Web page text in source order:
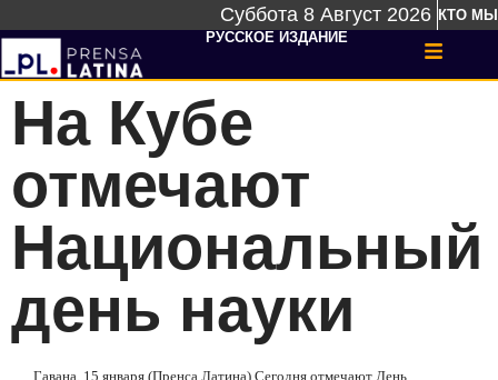
Суббота 8 Август 2026 КТО МЫ
РУССКОЕ ИЗДАНИЕ
На Кубе
отмечают
Национальный
день науки
Гавана, 15 января (Пренса Латина) Сегодня отмечают День